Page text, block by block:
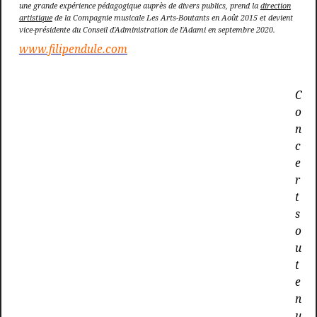
une grande expérience pédagogique auprès de divers publics, prend la direction
artistiquede la Compagnie musicale Les Arts-Boutants en Août 2015 et devient
vice-présidente du Conseil d'Administration de l'Adami en septembre 2020.
www.filipendule.com
C
o
n
c
e
r
t
s
o
u
t
e
n